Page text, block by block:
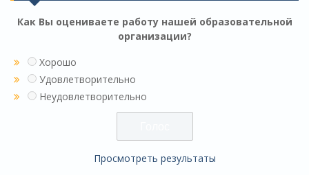
Как Вы оцениваете работу нашей образовательной
организации?
Хорошо
Удовлетворительно
Неудовлетворительно
Просмотреть результаты